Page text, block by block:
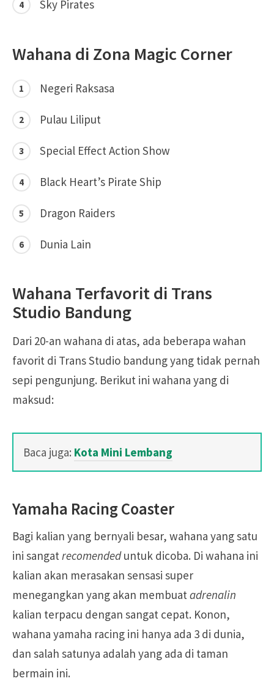
Sky Pirates
Wahana di Zona Magic Corner
Negeri Raksasa
Pulau Liliput
Special Effect Action Show
Black Heart’s Pirate Ship
Dragon Raiders
Dunia Lain
Wahana Terfavorit di Trans
Studio Bandung
Dari 20-an wahana di atas, ada beberapa wahan
favorit di Trans Studio bandung yang tidak pernah
sepi pengunjung. Berikut ini wahana yang di
maksud:
Baca juga: Kota Mini Lembang
Yamaha Racing Coaster
Bagi kalian yang bernyali besar, wahana yang satu
ini sangat recomendeduntuk dicoba. Di wahana ini
kalian akan merasakan sensasi super
menegangkan yang akan membuat adrenalin
kalian terpacu dengan sangat cepat. Konon,
wahana yamaha racing ini hanya ada 3 di dunia,
dan salah satunya adalah yang ada di taman
bermain ini.